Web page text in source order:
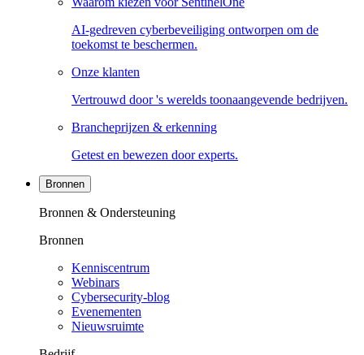
AI-gedreven cyberbeveiliging ontworpen om de
toekomst te beschermen.
Onze klanten
Vertrouwd door 's werelds toonaangevende bedrijven.
Brancheprijzen & erkenning
Getest en bewezen door experts.
Bronnen
Bronnen & Ondersteuning
Bronnen
Kenniscentrum
Webinars
Cybersecurity-blog
Evenementen
Nieuwsruimte